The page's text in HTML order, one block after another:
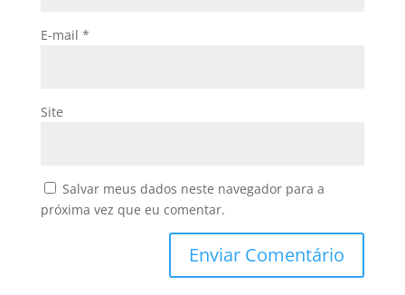
E-mail *
Site
Salvar meus dados neste navegador para a
próxima vez que eu comentar.